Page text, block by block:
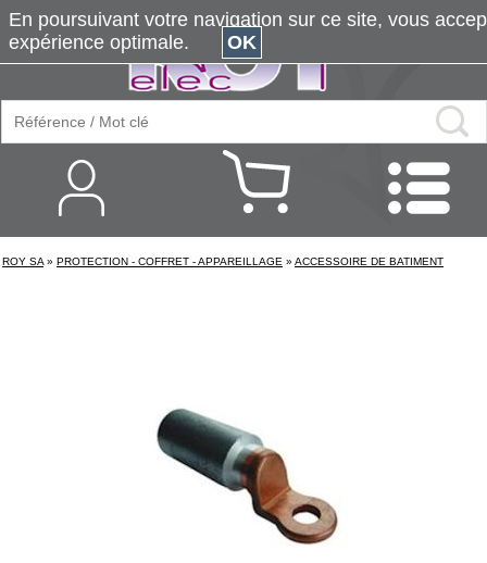
ROY SA » PROTECTION - COFFRET - APPAREILLAGE » ACCESSOIRE DE BATIMENT
En poursuivant votre navigation sur ce site, vous
expérience optimale.
OK